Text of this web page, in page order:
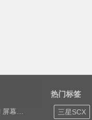
程维修
热门标签
三星SCX